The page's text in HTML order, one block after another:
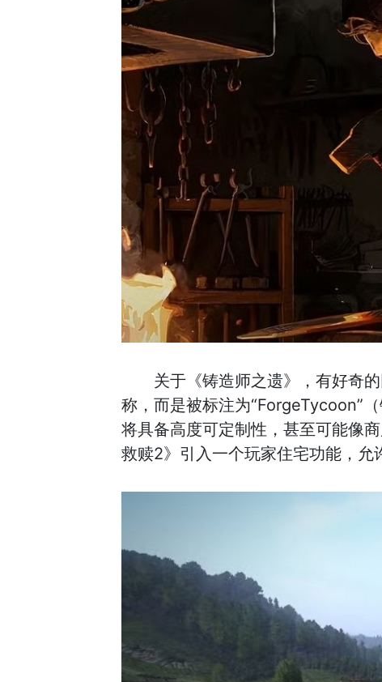
关于《铸造师之遗》，有好奇
称，而是被标注为“ForgeTycoon”
将具备高度可定制性，甚至可能像
救赎2》引入一个玩家住宅功能，允